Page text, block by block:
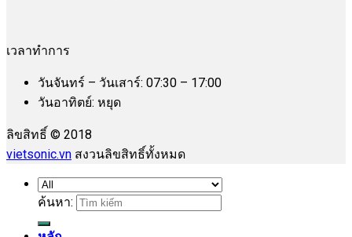
เวลาทำการ
วันจันทร์ – วันเสาร์: 07:30 – 17:00
วันอาทิตย์: หยุด
ลิขสิทธิ์ © 2018
vietsonic.vn สงวนลิขสิทธิ์ทั้งหมด
ค้นหา: